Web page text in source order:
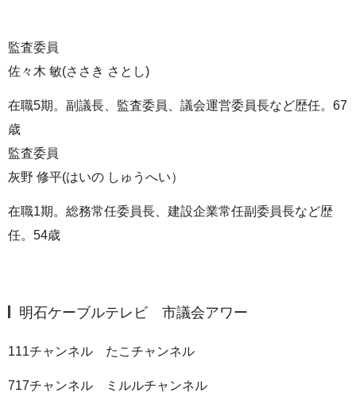
監査委員
佐々木 敏(ささき さとし)
在職5期。副議長、監査委員、議会運営委員長など歴任。67
歳
監査委員
灰野 修平(はいの しゅうへい）
在職1期。総務常任委員長、建設企業常任副委員長など歴
任。54歳
明石ケーブルテレビ 市議会アワー
111チャンネル たこチャンネル
717チャンネル ミルルチャンネル